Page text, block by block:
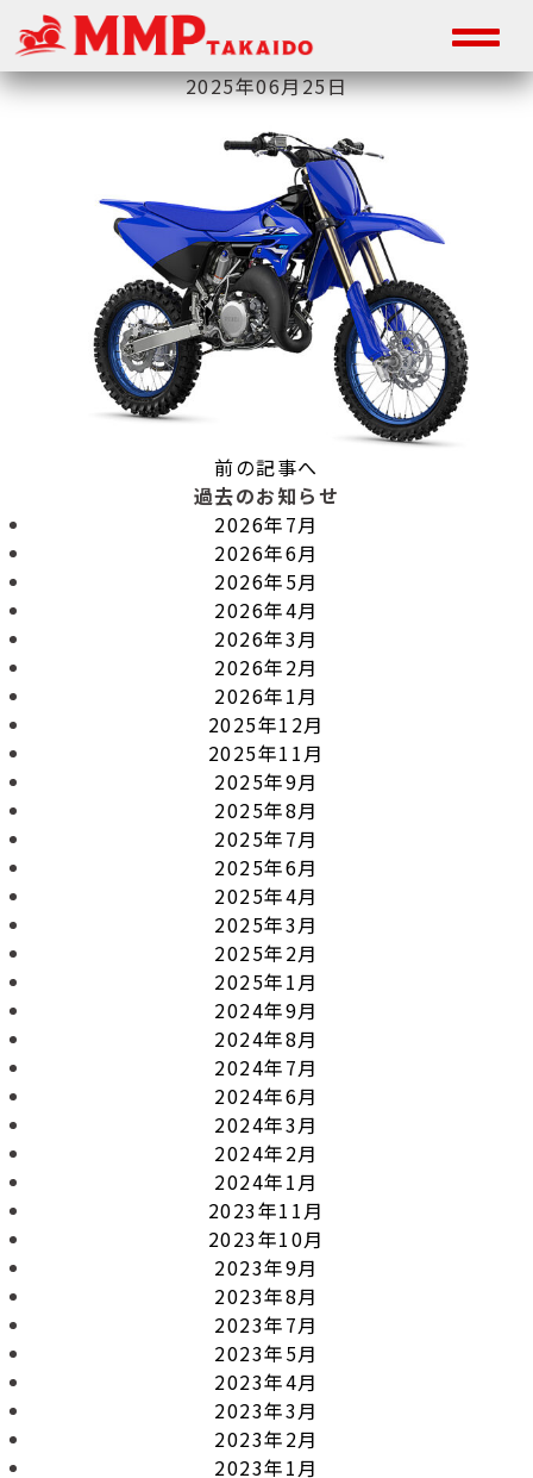
2025年06月25日
前の記事へ
過去のお知らせ
2026年7月
2026年6月
2026年5月
2026年4月
2026年3月
2026年2月
2026年1月
2025年12月
2025年11月
2025年9月
2025年8月
2025年7月
2025年6月
2025年4月
2025年3月
2025年2月
2025年1月
2024年9月
2024年8月
2024年7月
2024年6月
2024年3月
2024年2月
2024年1月
2023年11月
2023年10月
2023年9月
2023年8月
2023年7月
2023年5月
2023年4月
2023年3月
2023年2月
2023年1月